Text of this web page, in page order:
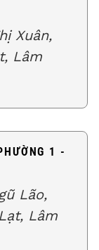
Xuân,
Lâm
1 -
Lão,
Lâm